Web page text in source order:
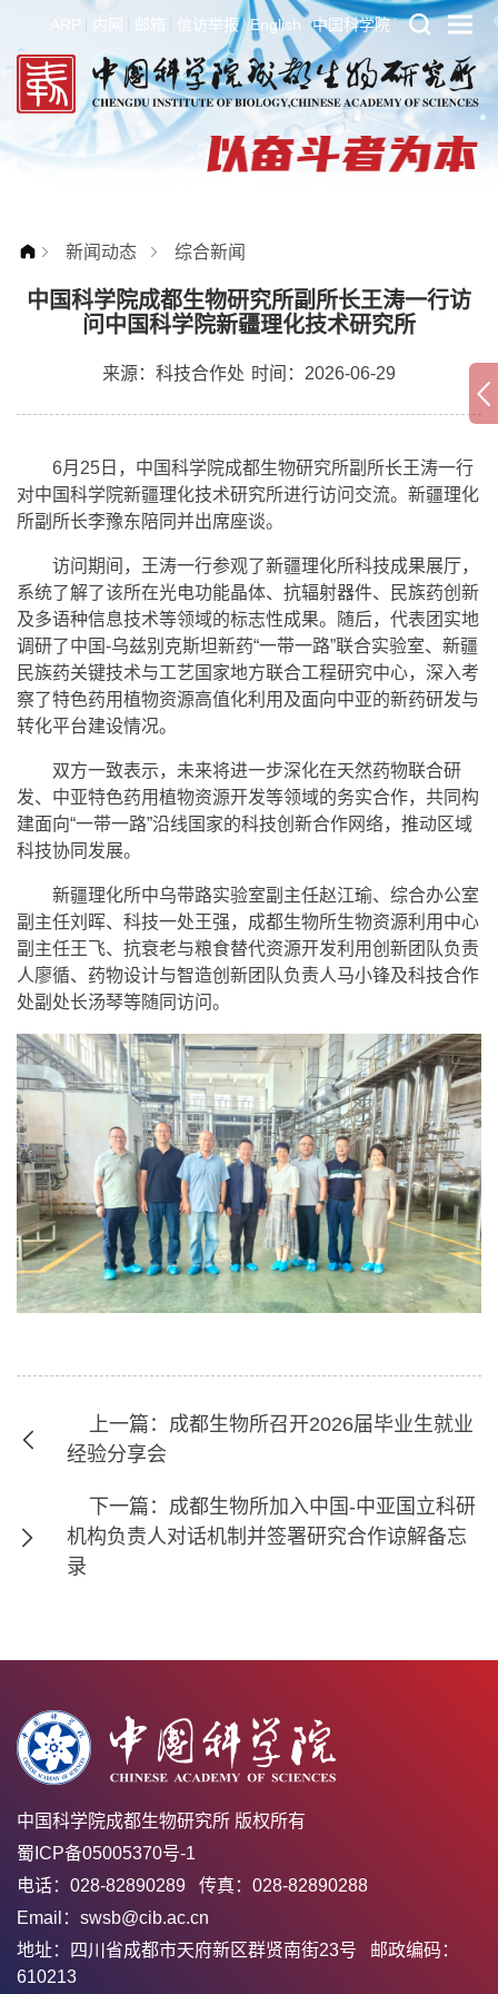
ARP 内网 邮箱 信访举报 English 中国科学院
新闻动态 综合新闻
中国科学院成都生物研究所副所长王涛一行访
问中国科学院新疆理化技术研究所
来源： 科技合作处 时间：2026-06-29
6月25日，中国科学院成都生物研究所副所长王涛一行
对中国科学院新疆理化技术研究所进行访问交流。新疆理化
所副所长李豫东陪同并出席座谈。
访问期间，王涛一行参观了新疆理化所科技成果展厅，
系统了解了该所在光电功能晶体、抗辐射器件、民族药创新
及多语种信息技术等领域的标志性成果。随后，代表团实地
调研了中国-乌兹别克斯坦新药“一带一路”联合实验室、新疆
民族药关键技术与工艺国家地方联合工程研究中心，深入考
察了特色药用植物资源高值化利用及面向中亚的新药研发与
转化平台建设情况。
双方一致表示，未来将进一步深化在天然药物联合研
发、中亚特色药用植物资源开发等领域的务实合作，共同构
建面向“一带一路”沿线国家的科技创新合作网络，推动区域
科技协同发展。
新疆理化所中乌带路实验室副主任赵江瑜、综合办公室
副主任刘晖、科技一处王强，成都生物所生物资源利用中心
副主任王飞、抗衰老与粮食替代资源开发利用创新团队负责
人廖循、药物设计与智造创新团队负责人马小锋及科技合作
处副处长汤琴等随同访问。
上一篇：成都生物所召开2026届毕业生就业
经验分享会
下一篇：成都生物所加入中国-中亚国立科研
机构负责人对话机制并签署研究合作谅解备忘
录
中国科学院成都生物研究所 版权所有
蜀ICP备05005370号-1
电话：028-82890289 传真：028-82890288
Email：swsb@cib.ac.cn
地址：四川省成都市天府新区群贤南街23号 邮政编码：
610213